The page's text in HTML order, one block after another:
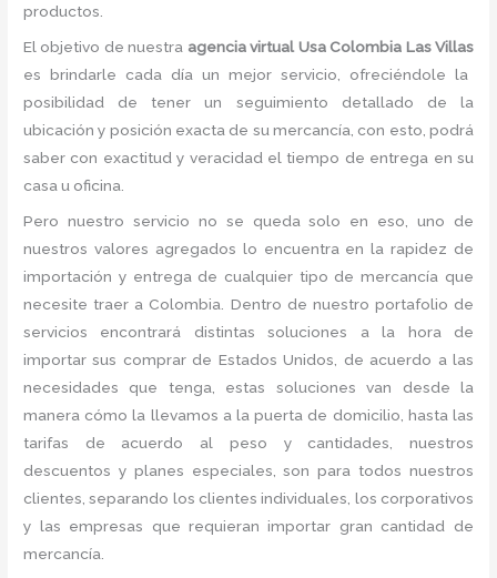
productos.
El objetivo de nuestra agencia virtual Usa Colombia Las Villas
es brindarle cada día un mejor servicio, ofreciéndole la
posibilidad de tener un seguimiento detallado de la
ubicación y posición exacta de su mercancía, con esto, podrá
saber con exactitud y veracidad el tiempo de entrega en su
casa u oficina.
Pero nuestro servicio no se queda solo en eso, uno de
nuestros valores agregados lo encuentra en la rapidez de
importación y entrega de cualquier tipo de mercancía que
necesite traer a Colombia. Dentro de nuestro portafolio de
servicios encontrará distintas soluciones a la hora de
importar sus comprar de Estados Unidos, de acuerdo a las
necesidades que tenga, estas soluciones van desde la
manera cómo la llevamos a la puerta de domicilio, hasta las
tarifas de acuerdo al peso y cantidades, nuestros
descuentos y planes especiales, son para todos nuestros
clientes, separando los clientes individuales, los corporativos
y las empresas que requieran importar gran cantidad de
mercancía.